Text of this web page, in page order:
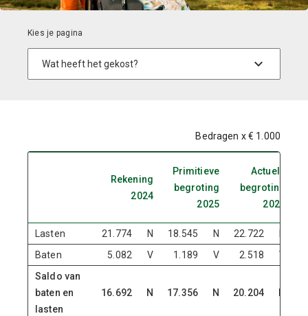
Bedragen x € 1.000
Rekening
2024
Primitieve
begroting
2025
Actuele
begroting
2025
Lasten 21.774 N 18.545 N 22.722
Baten
5.082 V 1.189 V 2.518 V
Saldo van
baten en
lasten
16.692 N 17.356 N 20.204